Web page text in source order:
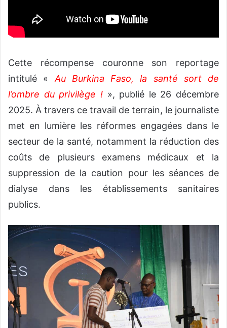
Cette récompense couronne son reportage
intitulé « Au Burkina Faso, la santé sort de
l’ombre du privilège !», publié le 26 décembre
2025. À travers ce travail de terrain, le journaliste
met en lumière les réformes engagées dans le
secteur de la santé, notamment la réduction des
coûts de plusieurs examens médicaux et la
suppression de la caution pour les séances de
dialyse dans les établissements sanitaires
publics.